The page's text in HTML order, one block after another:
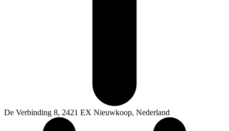
De Verbinding 8, 2421 EX Nieuwkoop, Nederland